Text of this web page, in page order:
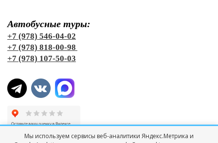
Автобусные туры:
+7 (978) 546-04-02
+7 (978) 818-00-98
+7 (978) 107-50-03
Мы используем сервисы веб-аналитики Яндекс.Метрика и